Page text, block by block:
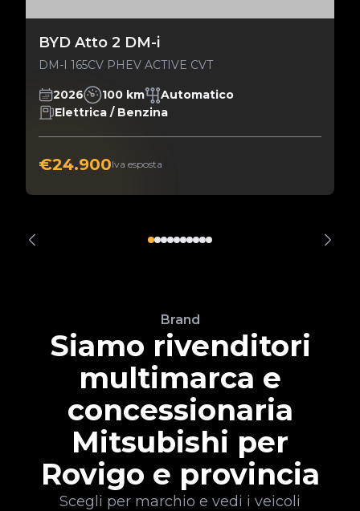
BYD Atto 2 DM-i
DM-I 165CV PHEV ACTIVE CVT
2026 100 km
Automatico
Elettrica / Benzina
€24.900Iva esposta
Brand
Siamo rivenditori
multimarca e
concessionaria
Mitsubishi per
Rovigo e provincia
Scegli per marchio e vedi i veicoli